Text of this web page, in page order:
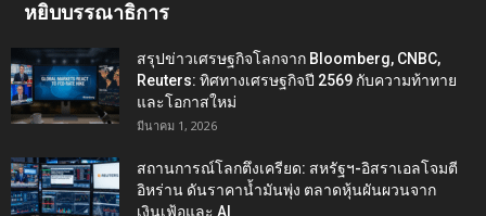
หยิบบรรณาธิการ
สรุปข่าวเศรษฐกิจโลกจาก Bloomberg, CNBC,
Reuters: ทิศทางเศรษฐกิจปี 2569 กับความท้าทาย
และโอกาสใหม่
มีนาคม 1, 2026
สถานการณ์โลกตึงเครียด: สหรัฐฯ-อิสราเอลโจมตี
อิหร่าน ดันราคาน้ำมันพุ่ง ตลาดหุ้นผันผวนจาก
เงินเฟ้อและ AI